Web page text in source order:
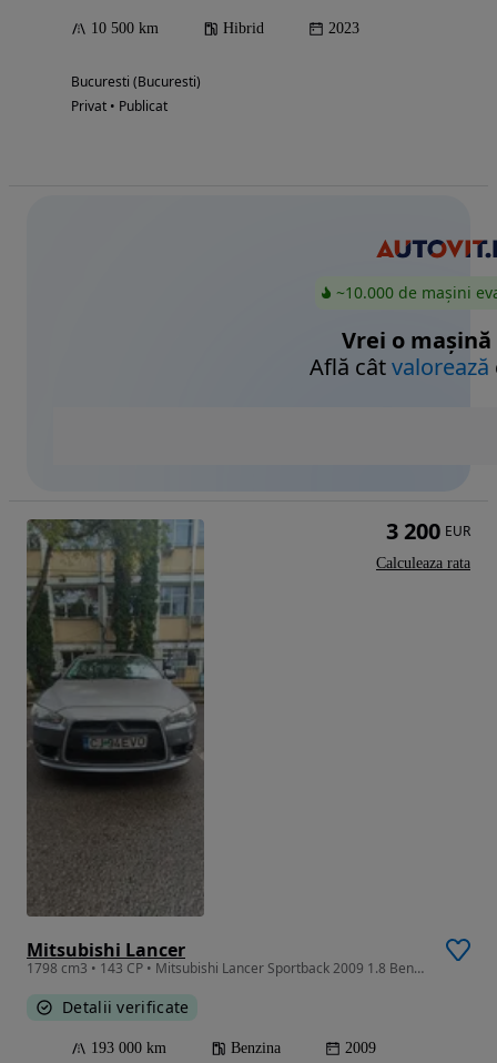
10 500 km Hibrid 2023
Bucuresti (Bucuresti)
Privat • Publicat
~10.000 de mașini
Vrei o mașină
Află câtvalorează
Mitsubishi Lancer
1798 cm3 • 143 CP • Mitsubishi Lancer Sportback 2009 1.8 Benzina
Detalii verificate
193 000 km Benzina 2009
3 200 EUR
Calculeaza rata